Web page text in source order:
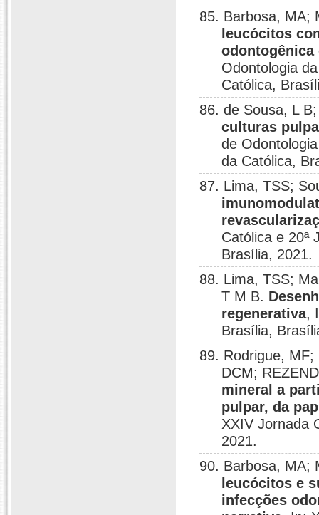
85. Barbosa, MA;
leucócitos
odontogênica
Odontologia
Católica,
86. de Sousa, L
culturas
de
da Católica,
87. Lima, TSS;
Católica e 20ª
Brasília, 2021.
88. Lima, TSS;
T M B.
regenerativa,
Brasília,
89. Rodrigue,
DCM;
mineral a
pulpar, da
XXIV Jornada
2021.
90. Barbosa, MA;
leucócitos e
infecções